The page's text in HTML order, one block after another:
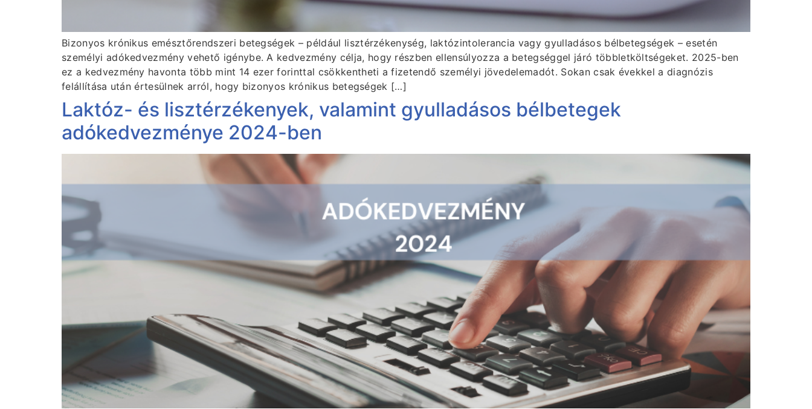
Bizonyos krónikus emésztőrendszeri betegségek – például lisztérzékenység, laktózintolerancia vagy gyulladásos bélbetegségek – esetén
személyi adókedvezmény vehető igénybe. A kedvezmény célja, hogy részben ellensúlyozza a betegséggel járó többletköltségeket. 2025-ben
ez a kedvezmény havonta több mint 14 ezer forinttal csökkentheti a fizetendő személyi jövedelemadót. Sokan csak évekkel a diagnózis
felállítása után értesülnek arról, hogy bizonyos krónikus betegségek […]
Laktóz- és lisztérzékenyek, valamint gyulladásos bélbetegek
adókedvezménye 2024-ben